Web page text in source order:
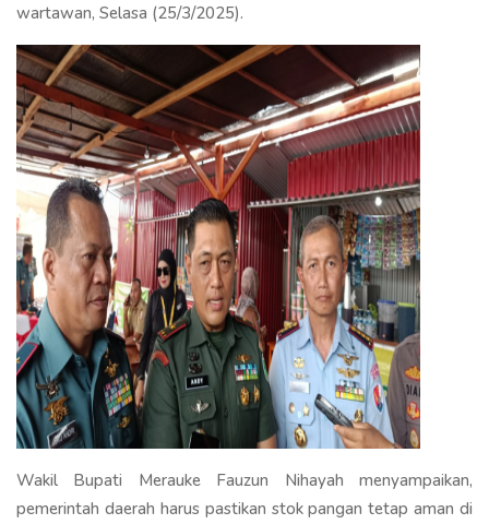
wartawan, Selasa (25/3/2025).
Wakil Bupati Merauke Fauzun Nihayah menyampaikan,
pemerintah daerah harus pastikan stok pangan tetap aman di